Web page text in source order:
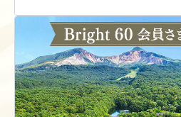
在そのものが記憶に残る、
お届けします。